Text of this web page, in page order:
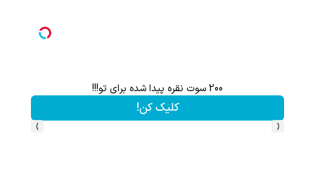
200 سوت نقره پیدا شده برای تو!!!
کلیک کن!
‹
›